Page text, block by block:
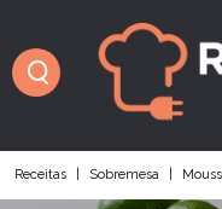
Receitas Sobremesa